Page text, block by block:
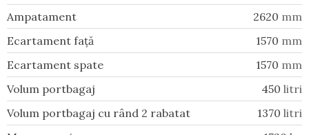
Ampatament
2620 mm
Ecartament față
1570 mm
Ecartament spate
1570 mm
Volum portbagaj
450 litri
Volum portbagaj cu rând 2 rabatat
1370 litri